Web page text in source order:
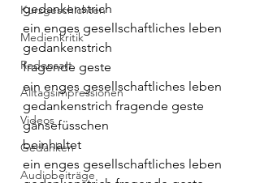
Kurzgeschichten
Medienkritik
Redensart
Alltagsimpressionen
Videos
Gedanken
Audiobeiträge
gedankenstrich
ein enges gesellschaftliches leben
gedankenstrich
fragende geste
ein enges gesellschaftliches leben
gedankenstrich fragende geste
gänsefüsschen
beinhaltet
ein enges gesellschaftliches leben